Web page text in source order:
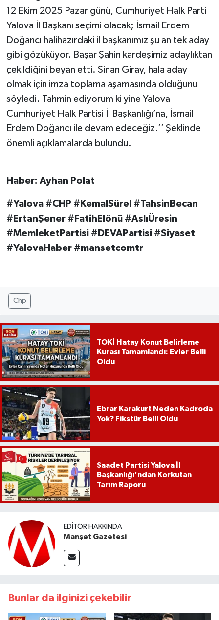
12 Ekim 2025 Pazar günü, Cumhuriyet Halk Parti
Yalova İl Başkanı seçimi olacak; İsmail Erdem
Doğancı halihazırdaki il başkanımız şu an tek aday
gibi gözüküyor. Başar Şahin kardeşimiz adaylıktan
çekildiğini beyan etti. Sinan Giray, hala aday
olmak için imza toplama aşamasında olduğunu
söyledi. Tahmin ediyorum ki yine Yalova
Cumhuriyet Halk Partisi İl Başkanlığı’na, İsmail
Erdem Doğancı ile devam edeceğiz.’’ Şeklinde
önemli açıklamalarda bulundu.
Haber: Ayhan Polat
#Yalova #CHP #KemalSürel #TahsinBecan
#ErtanŞener #FatihElönü #AslıÜresin
#MemleketPartisi #DEVAPartisi #Siyaset
#YalovaHaber #mansetcomtr
Chp
TOKİ Hatay Konut Belirleme
Kurası Tamamlandı: Evler Belli
Oldu
Ebrar Karakurt Neden Kadroda
Yok? Fikstür Belli Oldu
Saadet Partisi Yalova İl
Başkanlığı'ndan Korkutan
Tarım Raporu
EDITÖR HAKKINDA
Manşet Gazetesi
Bunlar da ilginizi çekebilir